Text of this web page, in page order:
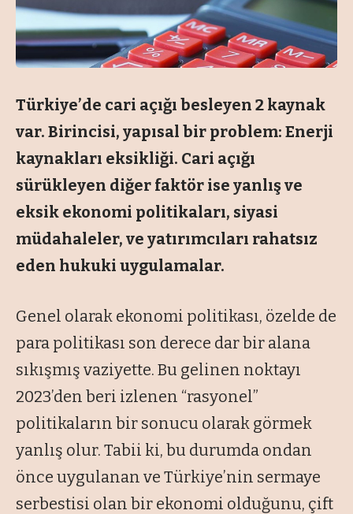
Türkiye’de cari açığı besleyen 2 kaynak
var. Birincisi, yapısal bir problem: Enerji
kaynakları eksikliği. Cari açığı
sürükleyen diğer faktör ise yanlış ve
eksik ekonomi politikaları, siyasi
müdahaleler, ve yatırımcıları rahatsız
eden hukuki uygulamalar.
Genel olarak ekonomi politikası, özelde de
para politikası son derece dar bir alana
sıkışmış vaziyette. Bu gelinen noktayı
2023’den beri izlenen “rasyonel”
politikaların bir sonucu olarak görmek
yanlış olur. Tabii ki, bu durumda ondan
önce uygulanan ve Türkiye’nin sermaye
serbestisi olan bir ekonomi olduğunu, çift